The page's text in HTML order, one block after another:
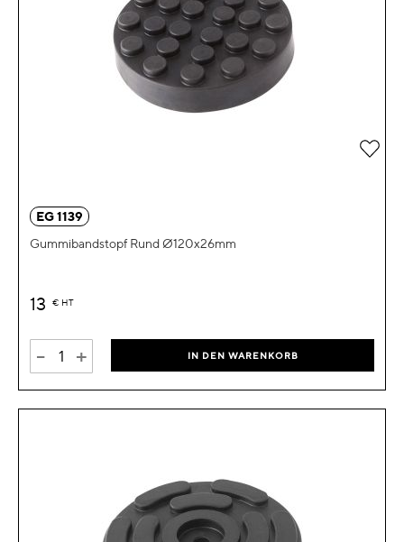
EG 1139
Gummibandstopf Rund Ø120x26mm
13 € HT
- + IN DEN WARENKORB
Zur